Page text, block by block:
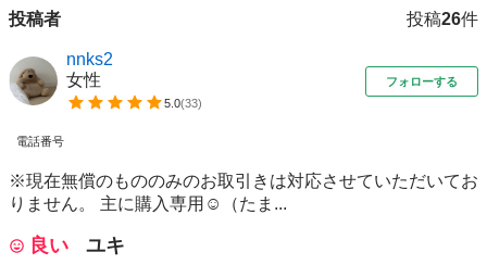
投稿者 投稿26件
nnks2
女性
5.0(33)
フォローする
電話番号
※現在無償のもののみのお取引きは対応させていただいてお
りません。 主に購入専用☺️（たま...
良い ユキ